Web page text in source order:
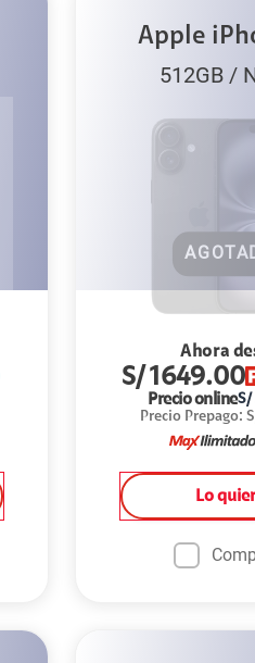
Apple
512GB /
Ahora
S/1649.00
Precio onlineS/
Precio Prepago:
Lo